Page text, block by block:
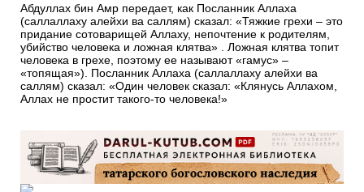
Абдуллах бин Амр передает, как Посланник Аллаха
(саллаллаху алейхи ва саллям) сказал: «Тяжкие грехи – это
придание сотоварищей Аллаху, непочтение к родителям,
убийство человека и ложная клятва» . Ложная клятва топит
человека в грехе, поэтому ее называют «гамус» –
«топящая»). Посланник Аллаха (саллаллаху алейхи ва
саллям) сказал: «Один человек сказал: «Клянусь Аллахом,
Аллах не простит такого-то человека!»